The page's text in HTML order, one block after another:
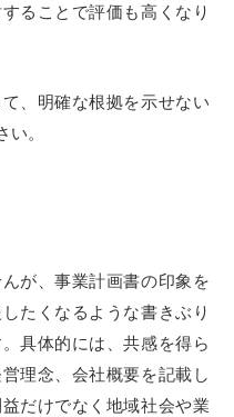
ることで評価も高くなり
、明確な根拠を示せない
。
が、事業計画書の印象を
たくなるような書きぶり
具体的には、共感を得ら
理念、会社概要を記載し
だけでなく地域社会や業